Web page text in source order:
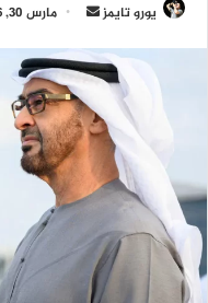
يورو تايمز
أرسل
إلكترونيا
مارس 30, 2026